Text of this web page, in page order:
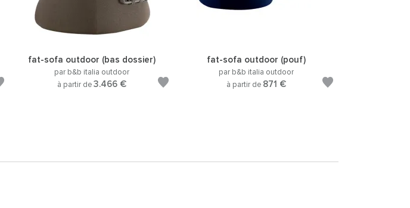
fat-sofa outdoor (bas dossier)
par b&b italia outdoor
à partir de 3.466 €
fat-sofa outdoor (pouf)
par b&b italia outdoor
à partir de 871 €